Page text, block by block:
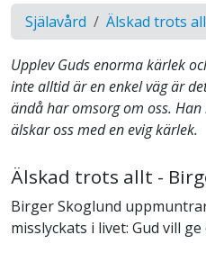
Själavård Älskad trots
Upplev Guds enorma kärlek
inte alltid är en enkel väg är
ändå har omsorg om oss.
älskar oss med en evig kärlek.
Älskad trots allt -
Birger Skoglund
misslyckats i livet: Gud vill